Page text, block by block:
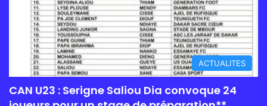
ACTUALITES
CAN U23 : Serigne Saliou Dia convoque 24